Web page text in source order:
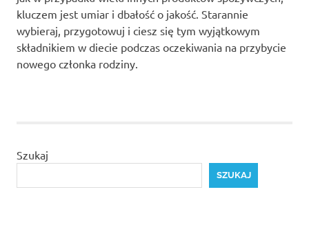
kluczem jest umiar i dbałość o jakość. Starannie
wybieraj, przygotowuj i ciesz się tym wyjątkowym
składnikiem w diecie podczas oczekiwania na przybycie
nowego członka rodziny.
Szukaj
SZUKAJ